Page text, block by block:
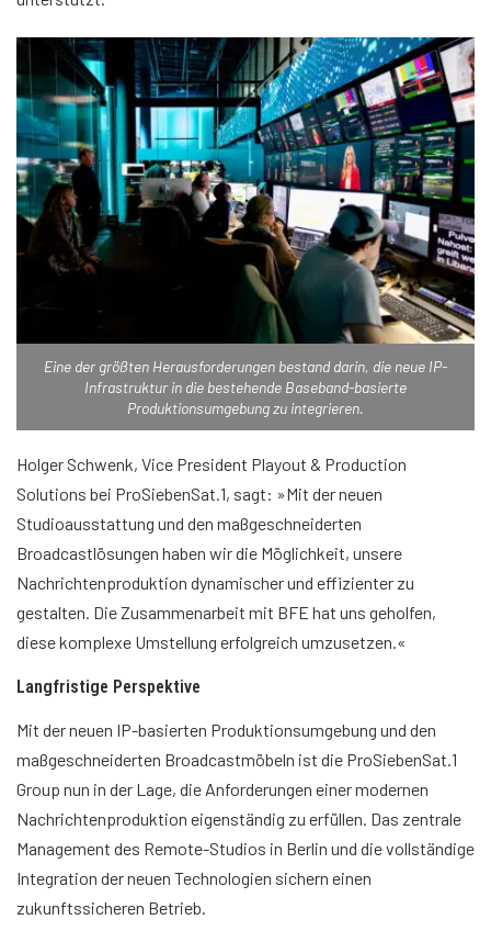
Eine der größten Herausforderungen bestand darin, die neue IP-
Infrastruktur in die bestehende Baseband-basierte
Produktionsumgebung zu integrieren.
Holger Schwenk, Vice President Playout & Production
Solutions bei ProSiebenSat.1, sagt: »Mit der neuen
Studioausstattung und den maßgeschneiderten
Broadcastlösungen haben wir die Möglichkeit, unsere
Nachrichtenproduktion dynamischer und effizienter zu
gestalten. Die Zusammenarbeit mit BFE hat uns geholfen,
diese komplexe Umstellung erfolgreich umzusetzen.«
Langfristige Perspektive
Mit der neuen IP-basierten Produktionsumgebung und den
maßgeschneiderten Broadcastmöbeln ist die ProSiebenSat.1
Group nun in der Lage, die Anforderungen einer modernen
Nachrichtenproduktion eigenständig zu erfüllen. Das zentrale
Management des Remote-Studios in Berlin und die vollständige
Integration der neuen Technologien sichern einen
zukunftssicheren Betrieb.